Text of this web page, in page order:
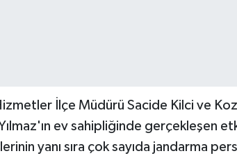
İlçe Müdürü Sacide Kilci ve
Yılmaz'ın ev sahipliğinde gerçekleşen
yanı sıra çok sayıda jandarma